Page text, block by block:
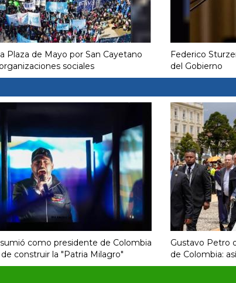
Plaza de Mayo por San Cayetano
sociales
Federico
del Gobierno
como presidente de Colombia
construir la "Patria Milagro"
Gustavo Petro
de Colombia: